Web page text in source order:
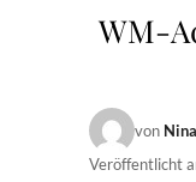
WM-
von Nina
Veröffentlicht